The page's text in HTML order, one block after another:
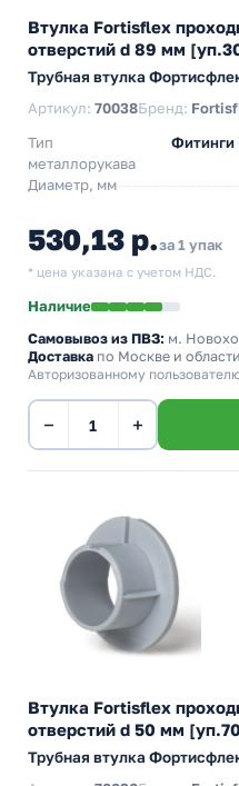
Втулка Fortisflex
отверстий d 89 мм
Трубная втулка
Артикул: 70038Бренд:
Тип
металлорукава
Фитинги
Диаметр, мм
530,13 р.за 1 упак
* цена указана с учетом НДС.
Наличие
Самовывоз из ПВЗ: м.
Доставка по Москве и
Авторизованному
− +
Втулка Fortisflex
отверстий d 50 мм
Трубная втулка